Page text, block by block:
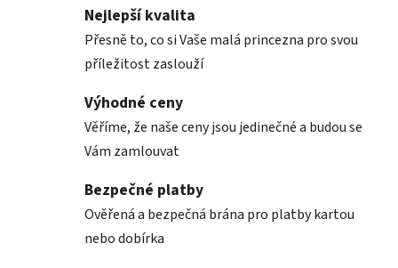
Nejlepší kvalita
Přesně to, co si Vaše malá princezna pro svou
příležitost zaslouží
Výhodné ceny
Věříme, že naše ceny jsou jedinečné a budou se
Vám zamlouvat
Bezpečné platby
Ověřená a bezpečná brána pro platby kartou
nebo dobírka